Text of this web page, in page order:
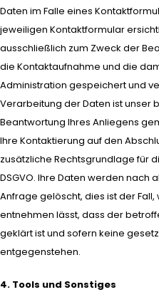
Daten im Falle eines
jeweiligen Kontaktformular
ausschließlich zum Zweck der
die Kontaktaufnahme und die
Administration gespeichert und
Verarbeitung der Daten ist unser
Beantwortung Ihres Anliegens
Ihre Kontaktierung auf den
zusätzliche Rechtsgrundlage für
DSGVO. Ihre Daten werden
Anfrage gelöscht, dies ist der
entnehmen lässt, dass der
geklärt ist und sofern keine
entgegenstehen.
4. Tools und Sonstiges